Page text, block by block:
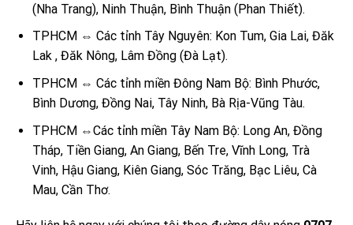
(Nha Trang), Ninh Thuận, Bình Thuận (Phan Thiết).
TPHCM ⇔ Các tỉnh Tây Nguyên: Kon Tum, Gia Lai, Đăk
Lak , Đăk Nông, Lâm Đồng (Đà Lạt).
TPHCM ⇔ Các tỉnh miền Đông Nam Bộ: Bình Phước,
Bình Dương, Đồng Nai, Tây Ninh, Bà Rịa-Vũng Tàu.
TPHCM ⇔Các tỉnh miền Tây Nam Bộ: Long An, Đồng
Tháp, Tiền Giang, An Giang, Bến Tre, Vĩnh Long, Trà
Vinh, Hậu Giang, Kiên Giang, Sóc Trăng, Bạc Liêu, Cà
Mau, Cần Thơ.